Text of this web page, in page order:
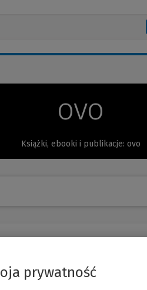
ovo
Książki, ebooki i publikacje: ovo
gotowania
prywatność